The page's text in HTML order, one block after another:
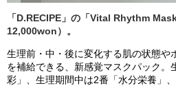
「D.RECIPE」の「Vital Rhythm
12,000won）。
生理前・中・後に変化する肌の状態や
を補給できる、新感覚マスクパック。
彩」、生理期間中は2番「水分栄養」